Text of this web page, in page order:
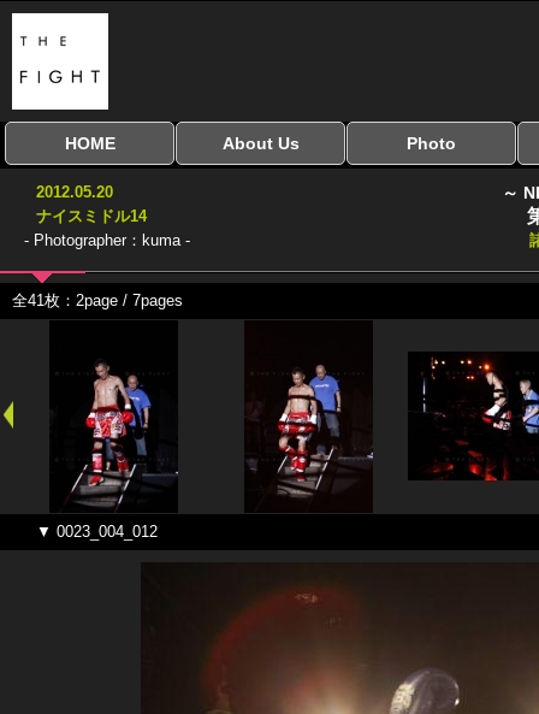
HOME
全興行を表示
ナイスミドル
アマチュアキック
協議会
全日本学生キック
建武館キッズ大会
Bigbang
おやじファイト
About Us Photo
2012.05.20
ナイスミドル14
- Photographer：kuma -
～
全41枚：2page / 7pages
▼ 0023_004_012